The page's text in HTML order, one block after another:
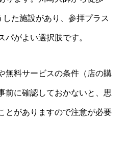
た施設があり、参拝プラス
パがよい選択肢です。
無料サービスの条件（店の購
前に確認しておかないと、思
とがありますので注意が必要